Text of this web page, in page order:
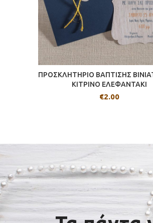
ΠΡΟΣΚΛΗΤΗΡΙΟ ΒΑΠΤΙΣΗΣ
ΚΙΤΡΙΝΟ ΕΛΕΦΑΝΤΑΚΙ
€2.00